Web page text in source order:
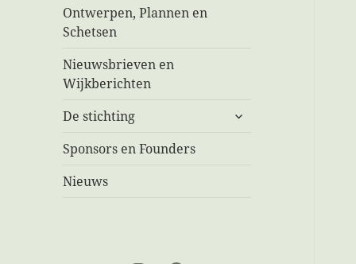
Ontwerpen, Plannen en
Schetsen
Nieuwsbrieven en
Wijkberichten
De stichting
submenu
Sponsors en Founders
Nieuws